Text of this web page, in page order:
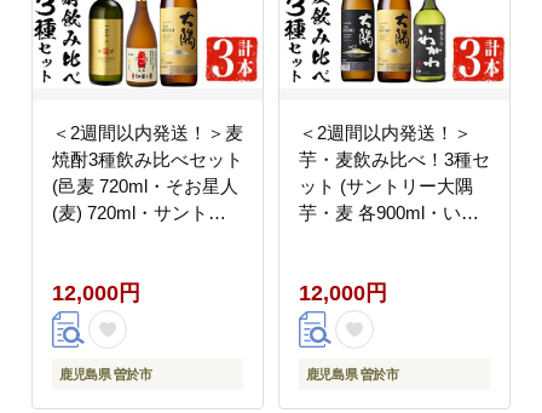
＜2週間以内発送！＞麦
焼酎3種飲み比べセット
(邑麦 720ml・そお星人
(麦) 720ml・サントリ
【山元商店】A882-v01
12,000円
鹿児島県 曽於市
＜2週間以内発送！＞
芋・麦飲み比べ！3種セ
ット (サントリー大隅
芋・麦 各900ml・いわ
店】A883-v01
12,000円
鹿児島県 曽於市